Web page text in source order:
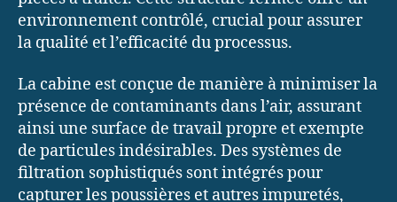
environnement contrôlé, crucial pour assurer
la qualité et l’efficacité du processus.
La cabine est conçue de manière à minimiser la
présence de contaminants dans l’air, assurant
ainsi une surface de travail propre et exempte
de particules indésirables. Des systèmes de
filtration sophistiqués sont intégrés pour
capturer les poussières et autres impuretés,